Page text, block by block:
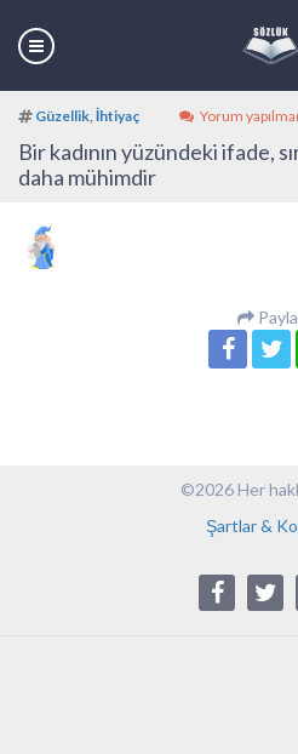
Güzellik, İhtiyaç Yorum
Bir kadının yüzündeki ifade,
daha mühimdir
©2026 Her
Şartlar &